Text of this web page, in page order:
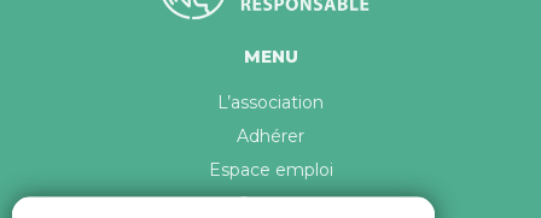
MENU
L’association
Adhérer
Espace emploi
Contact